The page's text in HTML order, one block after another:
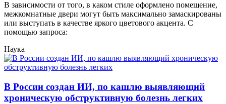
В зависимости от того, в каком стиле оформлено помещение,
межкомнатные двери могут быть максимально замаскированы
или выступать в качестве яркого цветового акцента. С
помощью запроса:
Наука
В России создан ИИ, по кашлю выявляющий
хроническую обструктивную болезнь легких